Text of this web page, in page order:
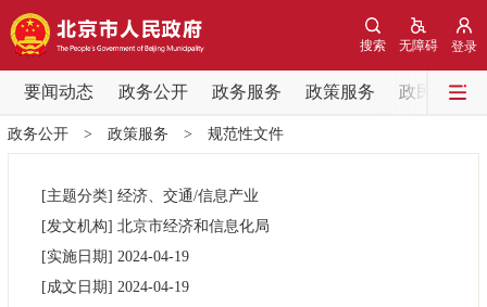
登录
无障碍
搜索
要闻动态 政务公开 政务服务 政策服务 政民互动
要闻动态
党中央精神 国务院信息
北京要闻 会议信息
政务公开> 政策服务 > 规范性文件
[主题分类] 经济、交通/信息产业
[发文机构] 北京市经济和信息化局
[实施日期] 2024-04-19
[成文日期] 2024-04-19